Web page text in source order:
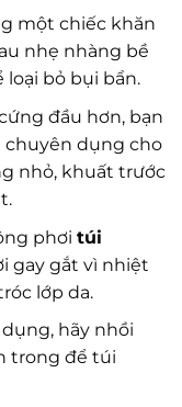
một chiếc khăn
nhẹ nhàng bề
bỏ bụi bẩn.
đầu hơn, bạn
dụng cho
nhỏ, khuất trước
phơi túi
gay gắt vì nhiệt
lớp da.
hãy nhồi
trong để túi